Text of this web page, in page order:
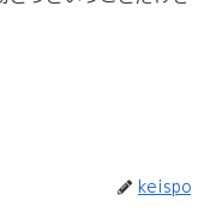
keispo